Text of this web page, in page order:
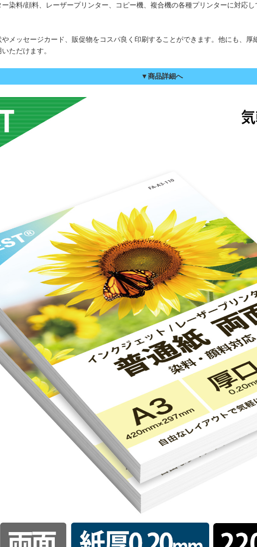
染料/顔料、レーザープリンター、コピー機、複合機の各種プリンターに対応し
メッセージカード、販促物をコスパ良く印刷することができます。他にも、
ただけます。
▼商品詳細へ